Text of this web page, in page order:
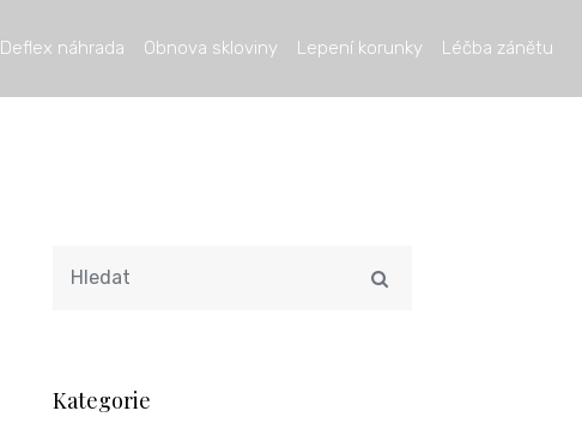
Deflex náhrada Obnova skloviny Lepení korunky Léčba zánětu
Kategorie